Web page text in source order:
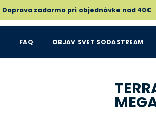
FAQ OBJAV SVET SODASTREAM
Doprava zadarmo pri objednávke nad 40€